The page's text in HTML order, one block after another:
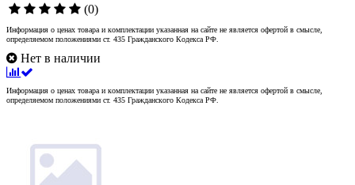
(0)
Информация о ценах товара и комплектации указанная на сайте не является офертой в смысле,
определяемом положениями ст. 435 Гражданского Кодекса РФ.
Нет в наличии
Информация о ценах товара и комплектации указанная на сайте не является офертой в смысле,
определяемом положениями ст. 435 Гражданского Кодекса РФ.